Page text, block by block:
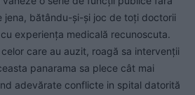
jena, bătându-și-și joc de toți doctorii
experiența medicală recunoscuta.
care au auzit, roagă sa intervenții
panarama sa plece cât mai
adevărate conflicte in spital datorită